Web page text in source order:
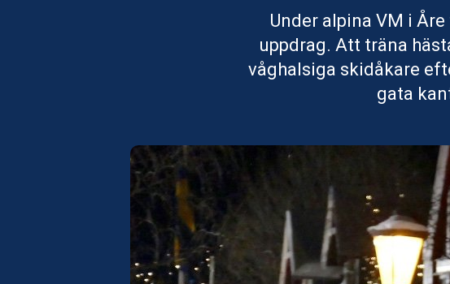
Under alpina VM i
uppdrag. Att träna
våghalsiga skidåkare
gata